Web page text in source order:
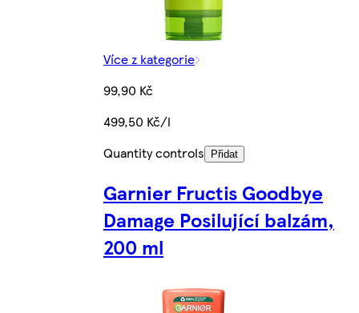
Více z kategorie
99,90 Kč
499,50 Kč/l
Quantity controls
Přidat
Garnier Fructis Goodbye
Damage Posilující balzám,
200 ml